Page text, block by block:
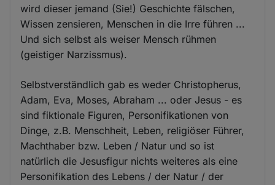
wird dieser jemand (Sie!) Geschichte fälschen,
Wissen zensieren, Menschen in die Irre führen ...
Und sich selbst als weiser Mensch rühmen
(geistiger Narzissmus).
Selbstverständlich gab es weder Christopherus,
Adam, Eva, Moses, Abraham ... oder Jesus - es
sind fiktionale Figuren, Personifikationen von
Dinge, z.B. Menschheit, Leben, religiöser Führer,
Machthaber bzw. Leben / Natur und so ist
natürlich die Jesusfigur nichts weiteres als eine
Personifikation des Lebens / der Natur / der